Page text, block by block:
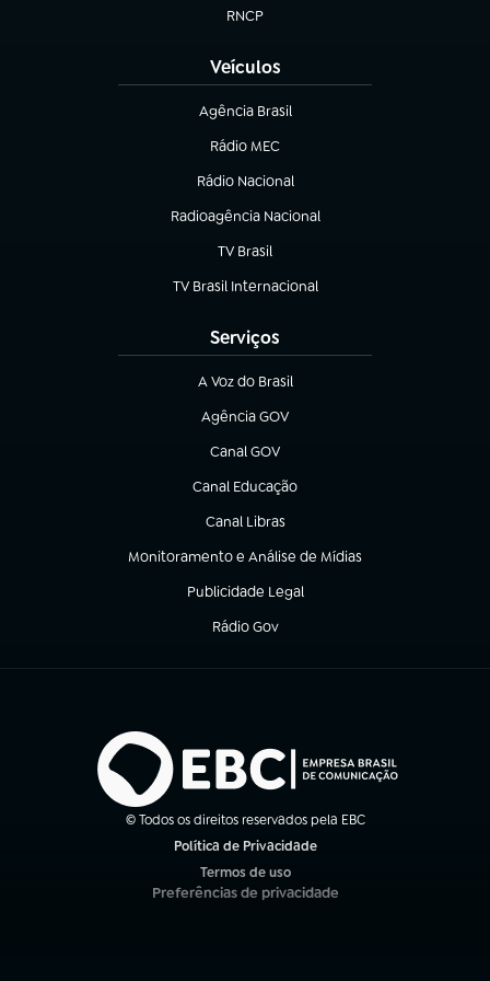
RNCP
(abre em nova aba)
Veículos
Agência Brasil
(abre em nova aba)
Rádio MEC
(abre em nova aba)
Rádio Nacional
Radioagência Nacional
(abre em nova aba)
TV Brasil
(abre em nova aba)
TV Brasil Internacional
(abre em nova aba)
Serviços
A Voz do Brasil
(abre em nova aba)
Agência GOV
(abre em nova aba)
Canal GOV
(abre em nova aba)
Canal Educação
(abre em nova aba)
Canal Libras
(abre em nova aba)
Monitoramento e Análise de Mídias
(abre em nova aba)
Publicidade Legal
(abre em nova aba)
Rádio Gov
(abre em nova aba)
© Todos os direitos reservados pela EBC
Política de Privacidade
Termos de uso
(abre em nova aba)
Preferências de privacidade